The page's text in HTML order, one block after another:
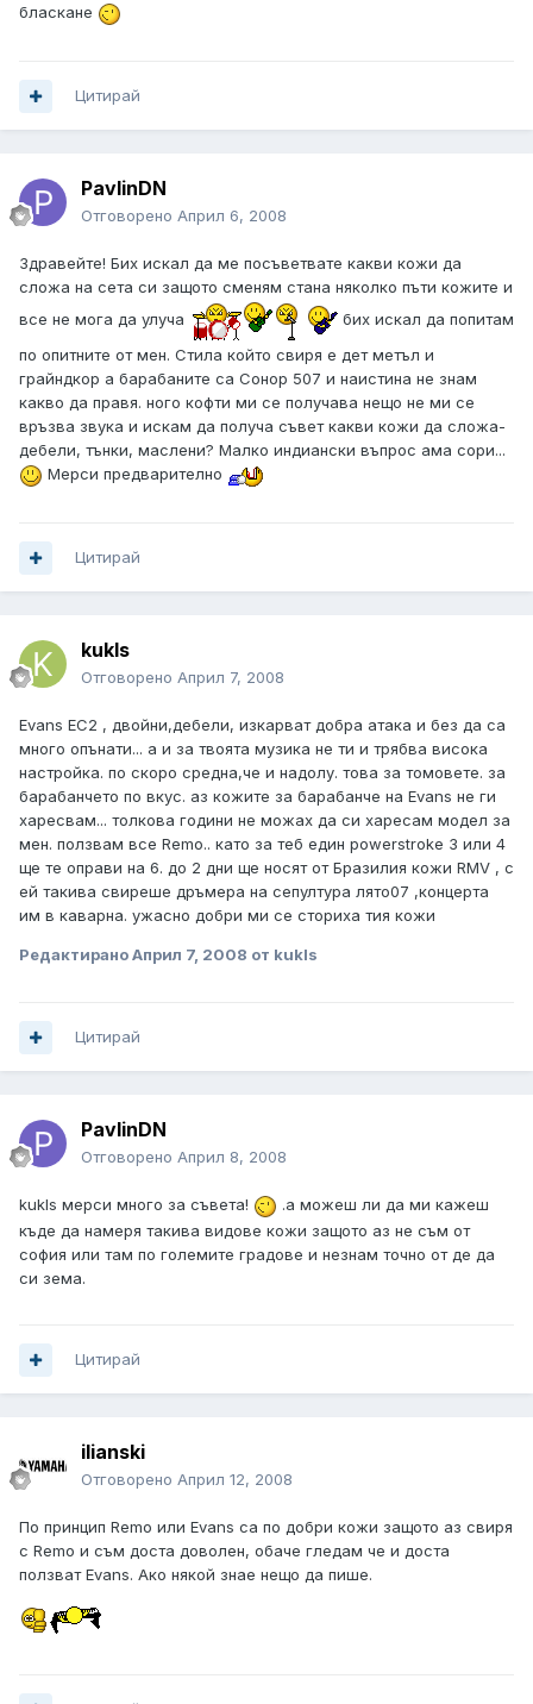
бласкане
Цитирай
PavlinDN
Отговорено Април 6, 2008
Здравейте! Бих искал да ме посъветвате какви кожи да
сложа на сета си защото сменям стана няколко пъти кожите и
все не мога да улуча
бих искал да попитам
по опитните от мен. Стила който свиря е дет метъл и
грайндкор а барабаните са Сонор 507 и наистина не знам
какво да правя. ного кофти ми се получава нещо не ми се
връзва звука и искам да получа съвет какви кожи да сложа-
дебели, тънки, маслени? Малко индиански въпрос ама сори...
Мерси предварително
Цитирай
kukls
Отговорено Април 7, 2008
Evans ЕС2 , двойни,дебели, изкарват добра атака и без да са
много опънати... а и за твоята музика не ти и трябва висока
настройка. по скоро средна,че и надолу. това за томовете. за
барабанчето по вкус. аз кожите за барабанче на Evans не ги
харесвам... толкова години не можах да си харесам модел за
мен. ползвам все Remo.. като за теб един powerstroke 3 или 4
ще те оправи на 6. до 2 дни ще носят от Бразилия кожи RMV , с
ей такива свиреше дръмера на сепултура лято07 ,концерта
им в каварна. ужасно добри ми се сториха тия кожи
РедактираноАприл 7, 2008 от kukls
Цитирай
PavlinDN
Отговорено Април 8, 2008
kukls мерси много за съвета!
.а можеш ли да ми кажеш
къде да намеря такива видове кожи защото аз не съм от
софия или там по големите градове и незнам точно от де да
си зема.
Цитирай
ilianski
Отговорено Април 12, 2008
По принцип Remo или Evans са по добри кожи защото аз свиря
с Remo и съм доста доволен, обаче гледам че и доста
ползват Evans. Ако някой знае нещо да пише.